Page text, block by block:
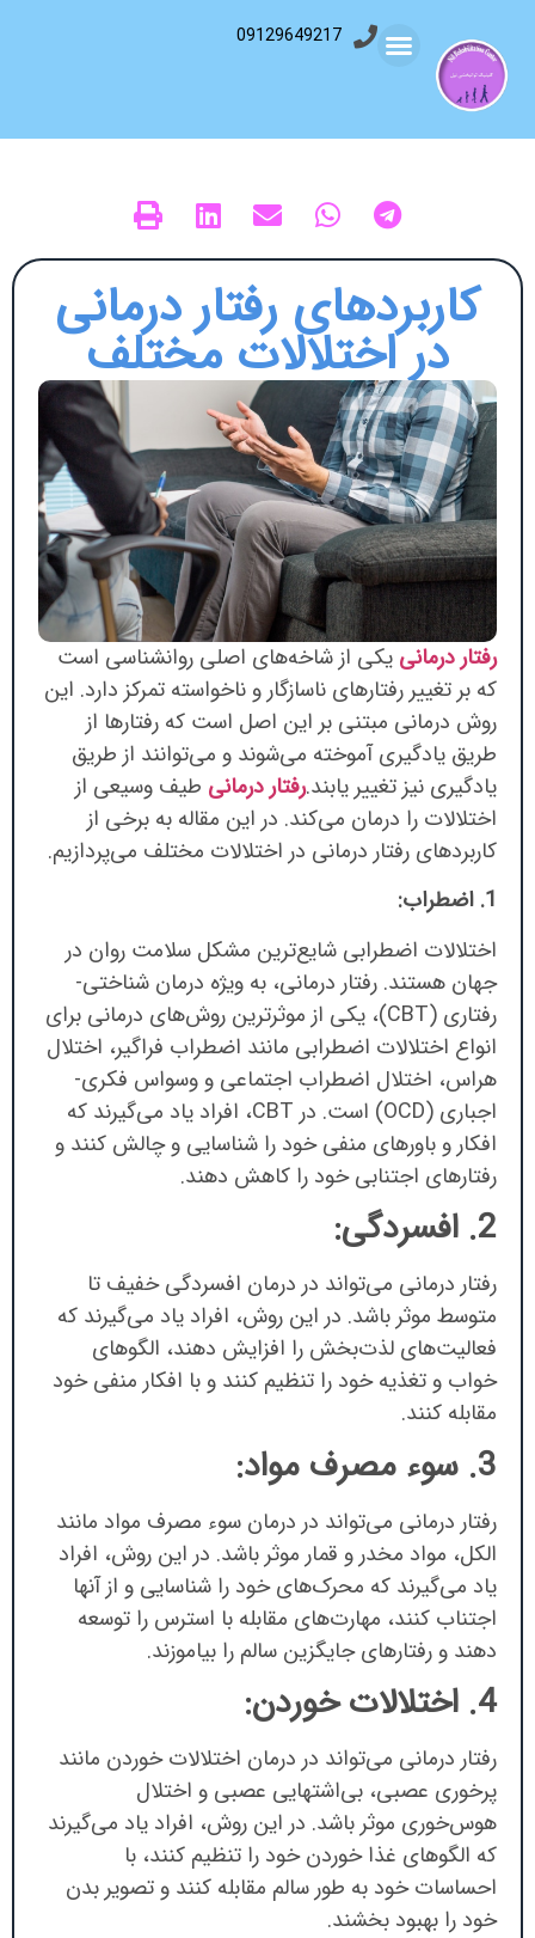
09129649217
کاربردهای رفتار درمانی
در اختلالات مختلف
رفتار درمانی یکی از شاخه‌های اصلی روانشناسی است
که بر تغییر رفتارهای ناسازگار و ناخواسته تمرکز دارد. این
روش درمانی مبتنی بر این اصل است که رفتارها از
طریق یادگیری آموخته می‌شوند و می‌توانند از طریق
یادگیری نیز تغییر یابند.رفتار درمانی طیف وسیعی از
اختلالات را درمان می‌کند. در این مقاله به برخی از
کاربردهای رفتار درمانی در اختلالات مختلف می‌پردازیم.
1. اضطراب:
اختلالات اضطرابی شایع‌ترین مشکل سلامت روان در
جهان هستند. رفتار درمانی، به ویژه درمان شناختی-
رفتاری (CBT)، یکی از موثرترین روش‌های درمانی برای
انواع اختلالات اضطرابی مانند اضطراب فراگیر، اختلال
هراس، اختلال اضطراب اجتماعی و وسواس فکری-
اجباری (OCD) است. در CBT، افراد یاد می‌گیرند که
افکار و باورهای منفی خود را شناسایی و چالش کنند و
رفتارهای اجتنابی خود را کاهش دهند.
2. افسردگی:
رفتار درمانی می‌تواند در درمان افسردگی خفیف تا
متوسط موثر باشد. در این روش، افراد یاد می‌گیرند که
فعالیت‌های لذت‌بخش را افزایش دهند، الگوهای
خواب و تغذیه خود را تنظیم کنند و با افکار منفی خود
مقابله کنند.
3. سوء مصرف مواد:
رفتار درمانی می‌تواند در درمان سوء مصرف مواد مانند
الکل، مواد مخدر و قمار موثر باشد. در این روش، افراد
یاد می‌گیرند که محرک‌های خود را شناسایی و از آنها
اجتناب کنند، مهارت‌های مقابله با استرس را توسعه
دهند و رفتارهای جایگزین سالم را بیاموزند.
4. اختلالات خوردن:
رفتار درمانی می‌تواند در درمان اختلالات خوردن مانند
پرخوری عصبی، بی‌اشتهایی عصبی و اختلال
هوس‌خوری موثر باشد. در این روش، افراد یاد می‌گیرند
که الگوهای غذا خوردن خود را تنظیم کنند، با
احساسات خود به طور سالم مقابله کنند و تصویر بدن
خود را بهبود بخشند.